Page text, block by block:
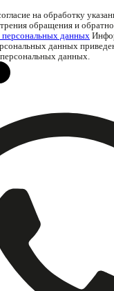
на обработку
обращения и
персональных данных
данных
данных.